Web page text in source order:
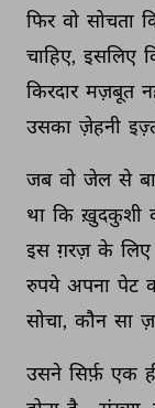
फिर वो सोचता
चाहिए, इसलिए
किरदार मज़बूत
उसका ज़ेहनी
जब वो जेल से
था कि ख़ुदकुशी
इस ग़रज़ के लिए
रुपये अपना पेट
सोचा, कौन सा
उसने सिर्फ़ एक